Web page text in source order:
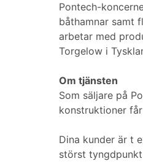
Pontech-
båthamnar samt
arbetar med
Torgelow i
Om tjänsten
Som säljare på
konstruktioner
Dina kunder är t
störst